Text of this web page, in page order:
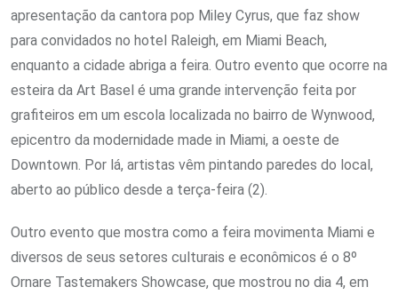
apresentação da cantora pop Miley Cyrus, que faz show
para convidados no hotel Raleigh, em Miami Beach,
enquanto a cidade abriga a feira. Outro evento que ocorre na
esteira da Art Basel é uma grande intervenção feita por
grafiteiros em um escola localizada no bairro de Wynwood,
epicentro da modernidade made in Miami, a oeste de
Downtown. Por lá, artistas vêm pintando paredes do local,
aberto ao público desde a terça-feira (2).
Outro evento que mostra como a feira movimenta Miami e
diversos de seus setores culturais e econômicos é o 8º
Ornare Tastemakers Showcase, que mostrou no dia 4, em